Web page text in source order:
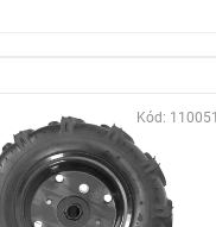
Kód: 110051